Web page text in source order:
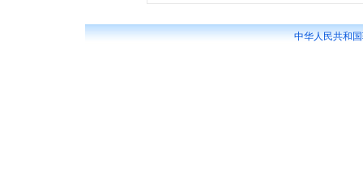
中华人民共和